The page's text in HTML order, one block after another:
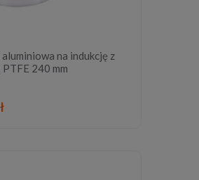
na indukcję z
PTFE 240 mm